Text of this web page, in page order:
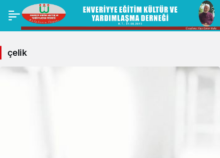
çelik